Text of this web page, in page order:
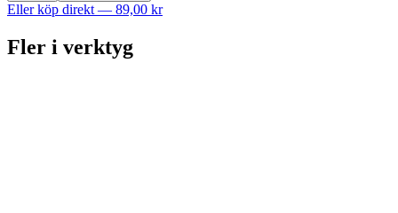
Eller köp direkt — 89,00 kr
Fler i verktyg